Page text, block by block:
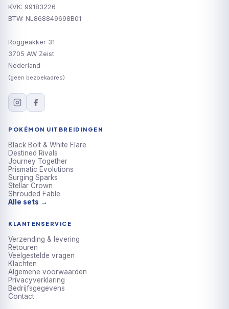
KVK: 99183226
BTW: NL868849698B01
Roggeakker 31
3705 AW Zeist
Nederland
(geen bezoekadres)
POKÉMON UITBREIDINGEN
Black Bolt & White Flare
Destined Rivals
Journey Together
Prismatic Evolutions
Surging Sparks
Stellar Crown
Shrouded Fable
Alle sets →
KLANTENSERVICE
Verzending & levering
Retouren
Veelgestelde vragen
Klachten
Algemene voorwaarden
Privacyverklaring
Bedrijfsgegevens
Contact